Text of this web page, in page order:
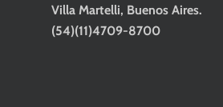
Villa Martelli, Buenos Aires.
(54)(11)4709-8700